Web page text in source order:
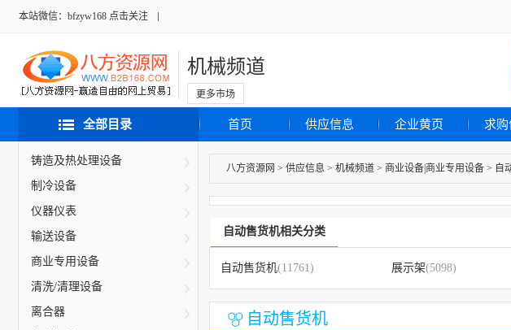
本站微信：bfzyw168 点击关注
机械频道
更多市场
全部目录 首页 供应信息 企业黄页 求购
铸造及热处理设备
制冷设备
仪器仪表
输送设备
商业专用设备
清洗/清理设备
离合器
八方资源网 > 供应信息 > 机械频道 > 商业设备|商业专用设备 > 自
自动售货机相关分类
自动售货机(11761) 展示架(5098)
自动售货机